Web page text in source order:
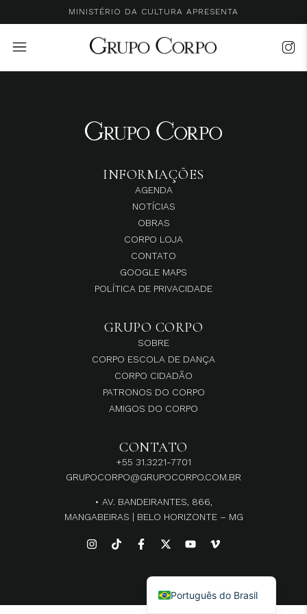
MINISTÉRIO DA CULTURA APRESENTA
INFORMAÇÕES
AGENDA
NOTÍCIAS
OBRAS
CORPO LOJA
CONTATO
GOOGLE MAPS
POLÍTICA DE PRIVACIDADE
GRUPO CORPO
SOBRE
CORPO ESCOLA DE DANÇA
CORPO CIDADÃO
PATRONOS DO CORPO
AMIGOS DO CORPO
CONTATO
+55 31.3221-7701
GRUPOCORPO@GRUPOCORPO.COM.BR
• AV. BANDEIRANTES, 866,
MANGABEIRAS | BELO HORIZONTE – MG
Português do Brasil